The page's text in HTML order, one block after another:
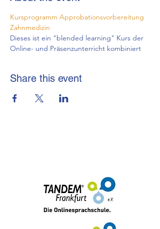
Kursprogramm Approbationsvorbereitung
Zahnmedizin
Dieses ist ein "blended learning" Kurs der
Online- und Präsenzunterricht kombiniert
Share this event